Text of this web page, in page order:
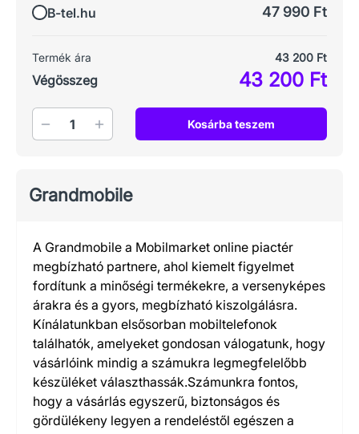
B-tel.hu 47 990 Ft
Termék ára 43 200 Ft
Végösszeg 43 200 Ft
Mennyiség Kosárba teszem
Grandmobile
A Grandmobile a Mobilmarket online piactér
megbízható partnere, ahol kiemelt figyelmet
fordítunk a minőségi termékekre, a versenyképes
árakra és a gyors, megbízható kiszolgálásra.
Kínálatunkban elsősorban mobiltelefonok
találhatók, amelyeket gondosan válogatunk, hogy
vásárlóink mindig a számukra legmegfelelőbb
készüléket választhassák.Számunkra fontos,
hogy a vásárlás egyszerű, biztonságos és
gördülékeny legyen a rendeléstől egészen a